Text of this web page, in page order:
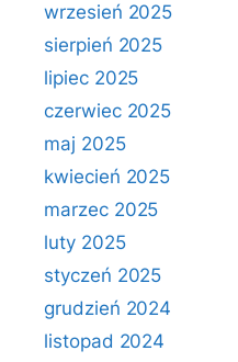
wrzesień 2025
sierpień 2025
lipiec 2025
czerwiec 2025
maj 2025
kwiecień 2025
marzec 2025
luty 2025
styczeń 2025
grudzień 2024
listopad 2024